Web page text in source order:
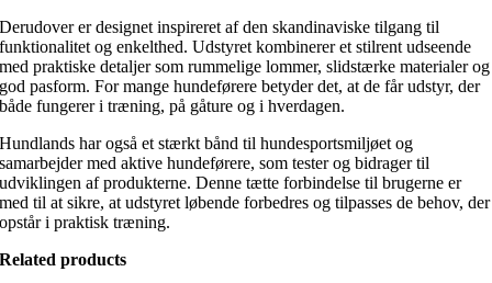
Derudover er designet inspireret af den skandinaviske tilgang til
funktionalitet og enkelthed. Udstyret kombinerer et stilrent udseende
med praktiske detaljer som rummelige lommer, slidstærke materialer og
god pasform. For mange hundeførere betyder det, at de får udstyr, der
både fungerer i træning, på gåture og i hverdagen.
Hundlands har også et stærkt bånd til hundesportsmiljøet og
samarbejder med aktive hundeførere, som tester og bidrager til
udviklingen af produkterne. Denne tætte forbindelse til brugerne er
med til at sikre, at udstyret løbende forbedres og tilpasses de behov, der
opstår i praktisk træning.
Related products